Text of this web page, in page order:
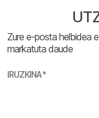
Zure e-posta helbidea
markatuta daude
IRUZKINA*